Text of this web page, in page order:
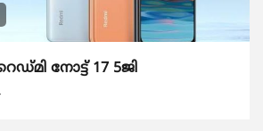
നോട്ട് 17 5ജി